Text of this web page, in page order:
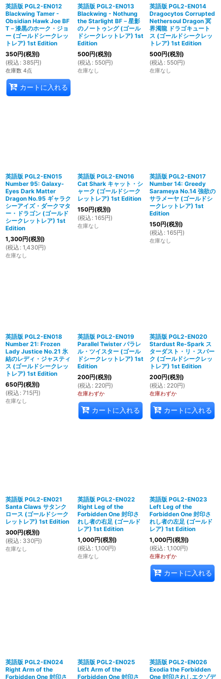
英語版 PGL2-EN012
Blackwing Tamer -
Obsidian Hawk Joe BF
T－漆黒のホーク・ジョ
ー (ゴールドシークレッ
トレア) 1st Edition
350円(税別)
(税込 : 385円)
在庫数 4点
カートに入れる
英語版 PGL2-EN013
Blackwing - Nothung
the Starlight BF－星影
のノートゥング (ゴール
ドシークレットレア) 1st
Edition
500円(税別)
(税込 : 550円)
在庫なし
英語版 PGL2-EN014
Dragocytos Corrupted
Nethersoul Dragon 冥
界濁龍 ドラゴキュート
ス (ゴールドシークレッ
トレア) 1st Edition
500円(税別)
(税込 : 550円)
在庫なし
英語版 PGL2-EN015
Number 95: Galaxy-
Eyes Dark Matter
Dragon No.95 ギャラク
シーアイズ・ダークマタ
ー・ドラゴン (ゴールド
シークレットレア) 1st
Edition
1,300円(税別)
(税込 : 1,430円)
在庫なし
英語版 PGL2-EN016
Cat Shark キャット・シ
ャーク (ゴールドシーク
レットレア) 1st Edition
150円(税別)
(税込 : 165円)
在庫なし
英語版 PGL2-EN017
Number 14: Greedy
Sarameya No.14 強欲の
サラメーヤ (ゴールドシ
ークレットレア) 1st
Edition
150円(税別)
(税込 : 165円)
在庫なし
英語版 PGL2-EN018
Number 21: Frozen
Lady Justice No.21 氷
結のレディ・ジャスティ
ス (ゴールドシークレッ
トレア) 1st Edition
650円(税別)
(税込 : 715円)
在庫なし
英語版 PGL2-EN019
Parallel Twister パラレ
ル・ツイスター (ゴール
ドシークレットレア) 1st
Edition
200円(税別)
(税込 : 220円)
在庫わずか
カートに入れる
英語版 PGL2-EN020
Stardust Re-Spark ス
ターダスト・リ・スパー
ク (ゴールドシークレッ
トレア) 1st Edition
200円(税別)
(税込 : 220円)
在庫わずか
カートに入れる
英語版 PGL2-EN021
Santa Claws サタンク
ロース (ゴールドシーク
レットレア) 1st Edition
300円(税別)
(税込 : 330円)
在庫なし
英語版 PGL2-EN022
Right Leg of the
Forbidden One 封印さ
れし者の右足 (ゴールド
レア) 1st Edition
1,000円(税別)
(税込 : 1,100円)
在庫なし
英語版 PGL2-EN023
Left Leg of the
Forbidden One 封印さ
れし者の左足 (ゴールド
レア) 1st Edition
1,000円(税別)
(税込 : 1,100円)
在庫わずか
カートに入れる
英語版 PGL2-EN024
Right Arm of the
Forbidden One 封印さ
英語版 PGL2-EN025
Left Arm of the
Forbidden One 封印さ
英語版 PGL2-EN026
Exodia the Forbidden
One 封印されしエクゾデ